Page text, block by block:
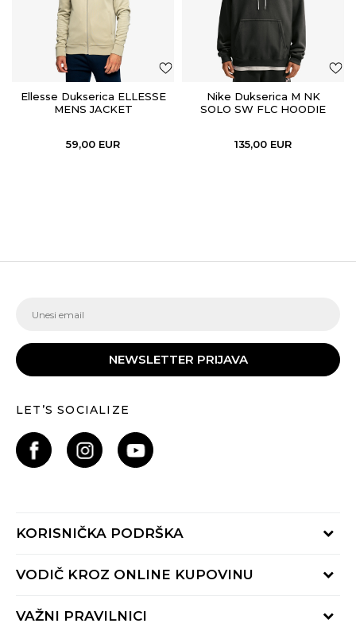
Ellesse Dukserica ELLESSE
MENS JACKET
59,00 EUR
Nike Dukserica M NK
SOLO SW FLC HOODIE
135,00 EUR
NEWSLETTER PRIJAVA
LET’S SOCIALIZE
KORISNIČKA PODRŠKA
Provjeri status porudžbine
Radno vrijeme 9-16h
VODIČ KROZ ONLINE KUPOVINU
Načini isporuke
VAŽNI PRAVILNICI